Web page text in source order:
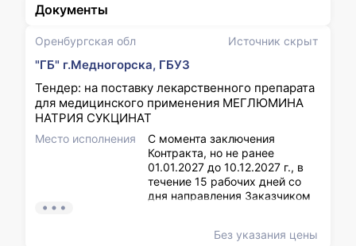
Оренбургская обл Источник скрыт
"ГБ" г.Медногорска, ГБУЗ
Тендер: на поставку лекарственного препарата
для медицинского применения МЕГЛЮМИНА
НАТРИЯ СУКЦИНАТ
Место исполнения
С момента заключения
Контракта, но не ранее
01.01.2027 до 10.12.2027 г., в
течение 15 рабочих дней со
дня направления Заказчиком
не чаще одного раза в месяц.
Без указания цены
Документы